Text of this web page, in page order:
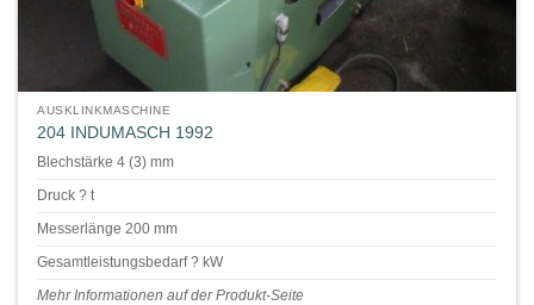
AUSKLINKMASCHINE
204 INDUMASCH 1992
Blechstärke 4 (3) mm
Druck ? t
Messerlänge 200 mm
Gesamtleistungsbedarf ? kW
Mehr Informationen auf der Produkt-Seite